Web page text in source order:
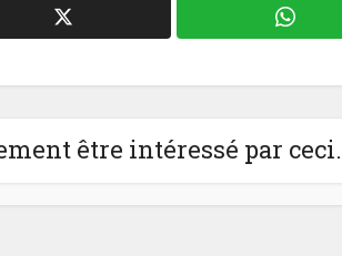
être intéressé par ceci.